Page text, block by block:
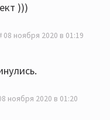
)))
08 ноября 2020 в 01:19
ноября 2020 в 01:20